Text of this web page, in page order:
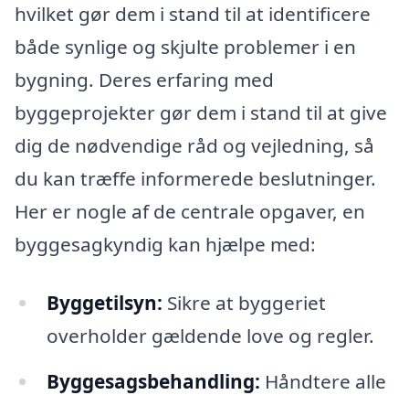
hvilket gør dem i stand til at identificere
både synlige og skjulte problemer i en
bygning. Deres erfaring med
byggeprojekter gør dem i stand til at give
dig de nødvendige råd og vejledning, så
du kan træffe informerede beslutninger.
Her er nogle af de centrale opgaver, en
byggesagkyndig kan hjælpe med:
Byggetilsyn: Sikre at byggeriet
overholder gældende love og regler.
Byggesagsbehandling: Håndtere alle